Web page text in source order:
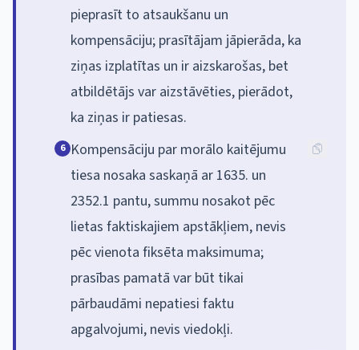
pieprasīt to atsaukšanu un
kompensāciju; prasītājam jāpierāda, ka
ziņas izplatītas un ir aizskarošas, bet
atbildētājs var aizstāvēties, pierādot,
ka ziņas ir patiesas.
6 Kompensāciju par morālo kaitējumu
tiesa nosaka saskaņā ar 1635. un
2352.1 pantu, summu nosakot pēc
lietas faktiskajiem apstākļiem, nevis
pēc vienota fiksēta maksimuma;
prasības pamatā var būt tikai
pārbaudāmi nepatiesi faktu
apgalvojumi, nevis viedokļi.